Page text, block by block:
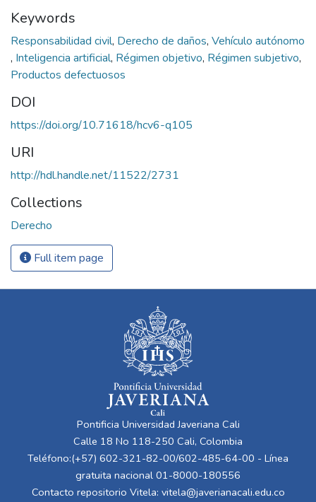
Keywords
Responsabilidad civil, Derecho de daños, Vehículo autónomo
, Inteligencia artificial, Régimen objetivo, Régimen subjetivo,
Productos defectuosos
DOI
https://doi.org/10.71618/hcv6-q105
URI
http://hdl.handle.net/11522/2731
Collections
Derecho
Full item page
Pontificia Universidad Javeriana Cali
Calle 18 No 118-250 Cali, Colombia
Teléfono:(+57) 602-321-82-00/602-485-64-00 - Línea
gratuita nacional 01-8000-180556
Contacto repositorio Vitela: vitela@javerianacali.edu.co